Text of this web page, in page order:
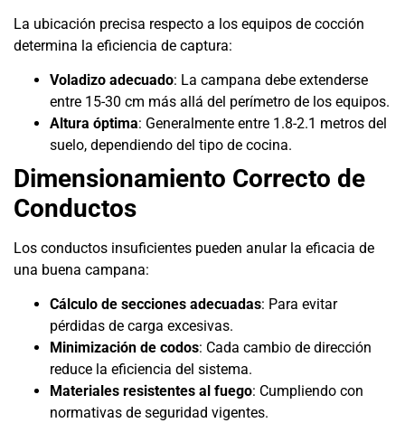
La ubicación precisa respecto a los equipos de cocción
determina la eficiencia de captura:
Voladizo adecuado: La campana debe extenderse
entre 15-30 cm más allá del perímetro de los equipos.
Altura óptima: Generalmente entre 1.8-2.1 metros del
suelo, dependiendo del tipo de cocina.
Dimensionamiento Correcto de
Conductos
Los conductos insuficientes pueden anular la eficacia de
una buena campana:
Cálculo de secciones adecuadas: Para evitar
pérdidas de carga excesivas.
Minimización de codos: Cada cambio de dirección
reduce la eficiencia del sistema.
Materiales resistentes al fuego: Cumpliendo con
normativas de seguridad vigentes.